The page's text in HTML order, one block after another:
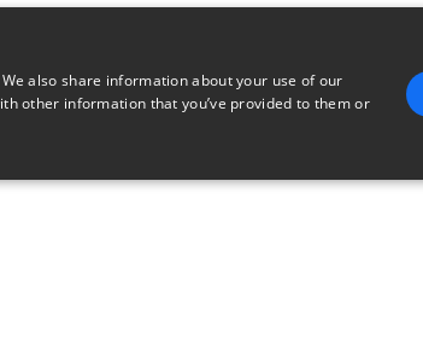
also share information about your use of our
other information that you’ve provided to them or